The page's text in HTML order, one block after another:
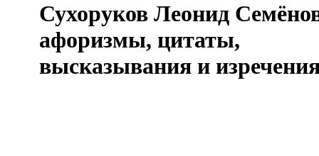
Сухоруков Леонид
афоризмы, цитаты,
высказывания и